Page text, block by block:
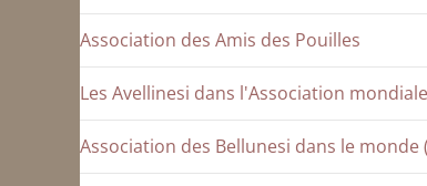
Association des Amis des Pouilles
Les Avellinesi dans l'Association mondiale
Association des Bellunesi dans le monde